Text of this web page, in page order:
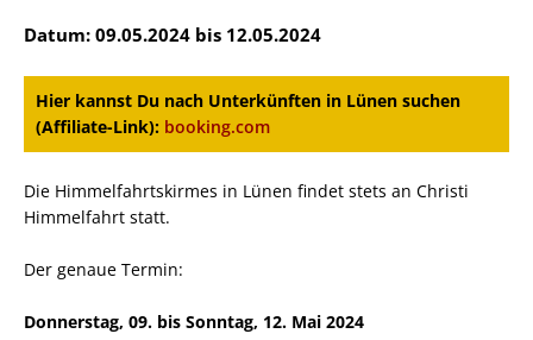
Datum: 09.05.2024 bis 12.05.2024
Hier kannst Du nach Unterkünften in Lünen suchen
(Affiliate-Link): booking.com
Die Himmelfahrtskirmes in Lünen findet stets an Christi
Himmelfahrt statt.
Der genaue Termin:
Donnerstag, 09. bis Sonntag, 12. Mai 2024